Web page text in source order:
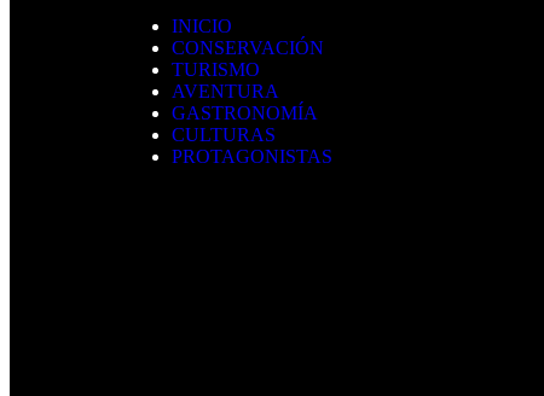
INICIO
CONSERVACIÓN
TURISMO
AVENTURA
GASTRONOMÍA
CULTURAS
PROTAGONISTAS